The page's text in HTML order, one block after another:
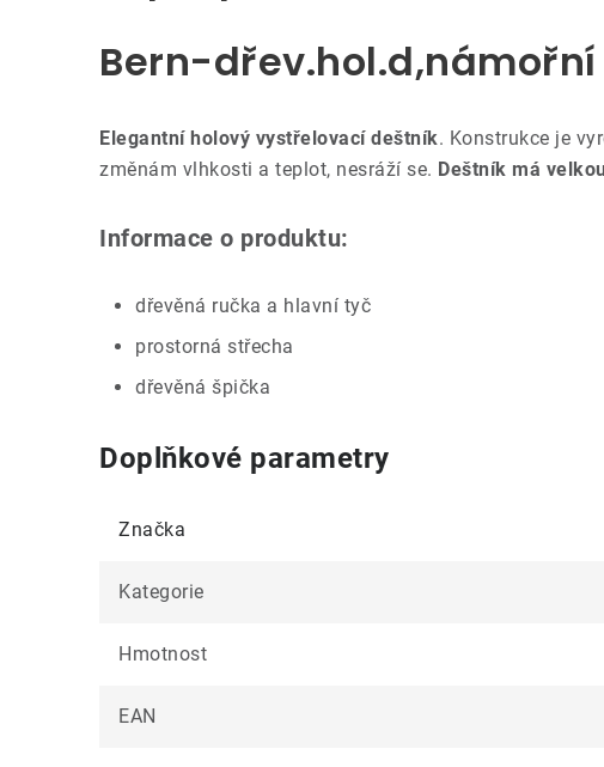
Bern-
Elegantní holový vystřelovací deštník. Konstrukce je
změnám vlhkosti a teplot, nesráží se. Deštník má
Informace o produktu:
dřevěná ručka a hlavní tyč
prostorná střecha
dřevěná špička
Doplňkové parametry
Značka
Kategorie
Hmotnost
EAN